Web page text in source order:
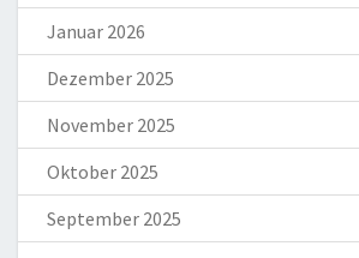
Januar 2026
Dezember 2025
November 2025
Oktober 2025
September 2025